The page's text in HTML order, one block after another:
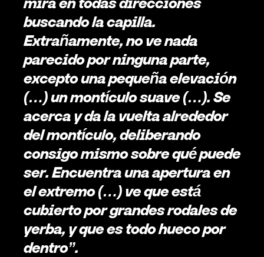
buscando la capilla.
Extrañamente, no ve nada
parecido por ninguna parte,
excepto una pequeña elevación
(…) un montículo suave (…). Se
acerca y da la vuelta alrededor
del montículo, deliberando
consigo mismo sobre qué puede
ser. Encuentra una apertura en
el extremo (…) ve que está
cubierto por grandes rodales de
yerba, y que es todo hueco por
dentro”.